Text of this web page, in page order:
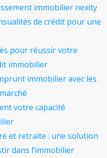
immobilier nexity
de crédit pour une
pour réussir votre
immobilier
immobilier avec les
votre capacité
et retraite : une solution
dans l’immobilier